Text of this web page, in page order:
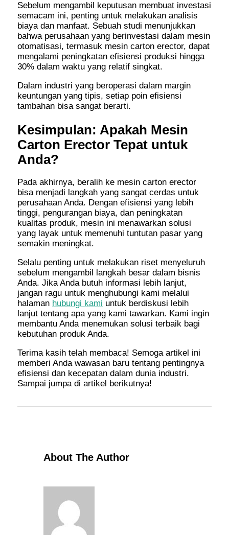
Sebelum mengambil keputusan membuat investasi
semacam ini, penting untuk melakukan analisis
biaya dan manfaat. Sebuah studi menunjukkan
bahwa perusahaan yang berinvestasi dalam mesin
otomatisasi, termasuk mesin carton erector, dapat
mengalami peningkatan efisiensi produksi hingga
30% dalam waktu yang relatif singkat.
Dalam industri yang beroperasi dalam margin
keuntungan yang tipis, setiap poin efisiensi
tambahan bisa sangat berarti.
Kesimpulan: Apakah Mesin
Carton Erector Tepat untuk
Anda?
Pada akhirnya, beralih ke mesin carton erector
bisa menjadi langkah yang sangat cerdas untuk
perusahaan Anda. Dengan efisiensi yang lebih
tinggi, pengurangan biaya, dan peningkatan
kualitas produk, mesin ini menawarkan solusi
yang layak untuk memenuhi tuntutan pasar yang
semakin meningkat.
Selalu penting untuk melakukan riset menyeluruh
sebelum mengambil langkah besar dalam bisnis
Anda. Jika Anda butuh informasi lebih lanjut,
jangan ragu untuk menghubungi kami melalui
halaman hubungi kami untuk berdiskusi lebih
lanjut tentang apa yang kami tawarkan. Kami ingin
membantu Anda menemukan solusi terbaik bagi
kebutuhan produk Anda.
Terima kasih telah membaca! Semoga artikel ini
memberi Anda wawasan baru tentang pentingnya
efisiensi dan kecepatan dalam dunia industri.
Sampai jumpa di artikel berikutnya!
About The Author